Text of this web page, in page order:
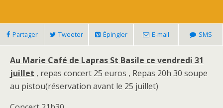
Partager Tweeter Épingler E-mail SMS
Au Marie Café de Lapras St Basile ce vendredi 31
juillet , repas concert 25 euros , Repas 20h 30 soupe
au pistou(réservation avant le 25 juillet)